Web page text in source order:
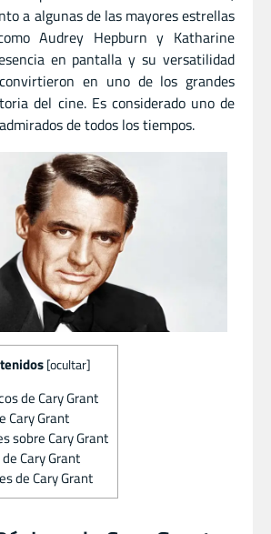
a algunas de las mayores estrellas
Audrey Hepburn y Katharine
en pantalla y su versatilidad
en uno de los grandes
del cine. Es considerado uno de
de todos los tiempos.
[ocultar]
de Cary Grant
Cary Grant
sobre Cary Grant
Cary Grant
de Cary Grant